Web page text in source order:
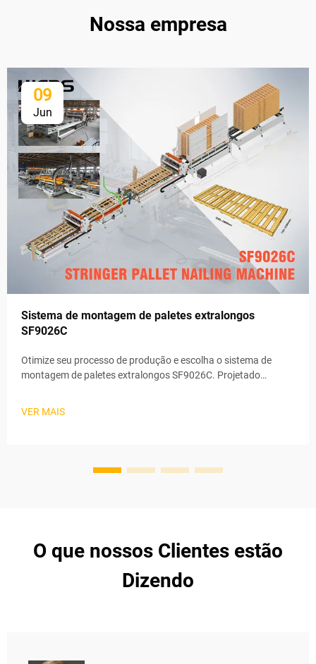
Nossa empresa
09
Jun
Sistema de montagem de paletes extralongos
SF9026C
Otimize seu processo de produção e escolha o sistema de
montagem de paletes extralongos SF9026C. Projetado
VER MAIS
O que nossos Clientes estão
Dizendo